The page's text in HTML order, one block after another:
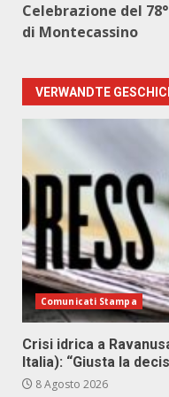
Celebrazione del
di Montecassino
VERWANDTE
Comunicati Stampa
Crisi idrica a
Italia): “Giusta la
8 Agosto 2026